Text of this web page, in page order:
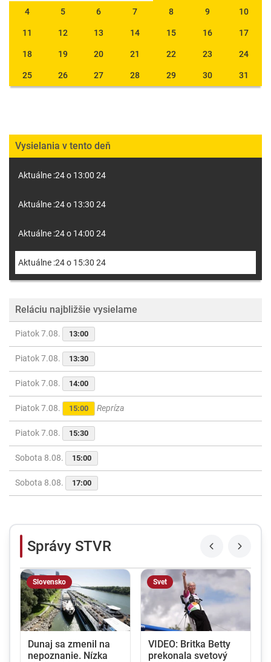
4 5 6 7 8 9 10
11 12 13 14 15 16 17
18 19 20 21 22 23 24
25 26 27 28 29 30 31
Vysielania v tento deň
Aktuálne :24 o 13:00 24
Aktuálne :24 o 13:30 24
Aktuálne :24 o 14:00 24
Aktuálne :24 o 15:30 24
Reláciu najbližšie vysielame
Piatok 7.08. 13:00
Piatok 7.08. 13:30
Piatok 7.08. 14:00
Piatok 7.08. 15:00 Repríza
Piatok 7.08. 15:30
Sobota 8.08. 15:00
Sobota 8.08. 17:00
Správy STVR
Slovensko
Dunaj sa zmenil na
nepoznanie. Nízka
Svet
VIDEO: Britka Betty
prekonala svetový